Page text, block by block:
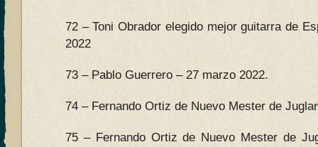
72 – Toni Obrador elegido mejor guitarra de
2022
73 – Pablo Guerrero – 27 marzo 2022.
74 – Fernando Ortiz de Nuevo Mester de
75 – Fernando Ortiz de Nuevo Mester de